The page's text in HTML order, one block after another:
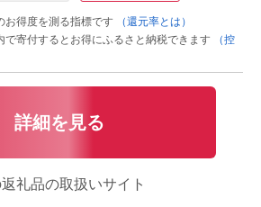
得度を測る指標です
（還元率とは）
寄付するとお得にふるさと納税できます
（控
詳細を見る
礼品の取扱いサイト